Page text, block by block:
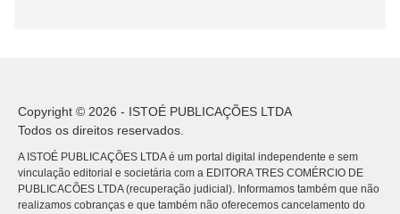
Copyright © 2026 - ISTOÉ PUBLICAÇÕES LTDA
Todos os direitos reservados.
A ISTOÉ PUBLICAÇÕES LTDA é um portal digital independente e sem
vinculação editorial e societária com a EDITORA TRES COMÉRCIO DE
PUBLICACÕES LTDA (recuperação judicial). Informamos também que não
realizamos cobranças e que também não oferecemos cancelamento do